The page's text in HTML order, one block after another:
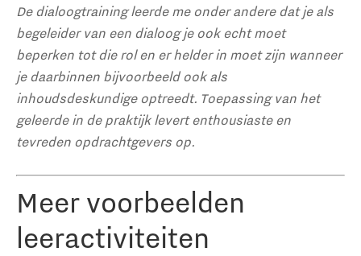
De dialoogtraining leerde me onder andere dat je als
begeleider van een dialoog je ook echt moet
beperken tot die rol en er helder in moet zijn wanneer
je daarbinnen bijvoorbeeld ook als
inhoudsdeskundige optreedt. Toepassing van het
geleerde in de praktijk levert enthousiaste en
tevreden opdrachtgevers op.
Meer voorbeelden
leeractiviteiten